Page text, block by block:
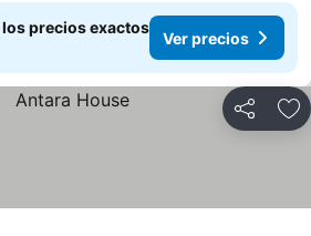
precios exactos
Ver precios
Compartir